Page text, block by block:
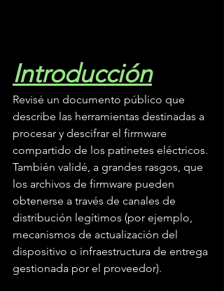
Introducción
Revisé un documento público que
describe las herramientas destinadas a
procesar y descifrar el firmware
compartido de los patinetes eléctricos.
También validé, a grandes rasgos, que
los archivos de firmware pueden
obtenerse a través de canales de
distribución legítimos (por ejemplo,
mecanismos de actualización del
dispositivo o infraestructura de entrega
gestionada por el proveedor).